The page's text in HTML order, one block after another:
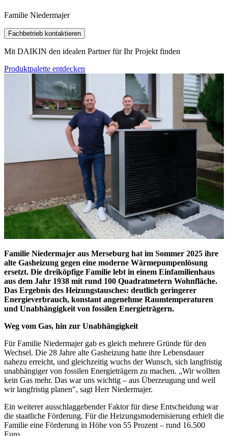
Familie Niedermajer
Fachbetrieb kontaktieren
Mit DAIKIN den idealen Partner für Ihr Projekt finden
Produktpalette entdecken
Familie Niedermajer aus Merseburg hat im Sommer 2025 ihre
alte Gasheizung gegen eine moderne Wärmepumpenlösung
ersetzt. Die dreiköpfige Familie lebt in einem Einfamilienhaus
aus dem Jahr 1938 mit rund 100 Quadratmetern Wohnfläche.
Das Ergebnis des Heizungstausches: deutlich geringerer
Energieverbrauch, konstant angenehme Raumtemperaturen
und Unabhängigkeit von fossilen Energieträgern.
Weg vom Gas, hin zur Unabhängigkeit
Für Familie Niedermajer gab es gleich mehrere Gründe für den
Wechsel. Die 28 Jahre alte Gasheizung hatte ihre Lebensdauer
nahezu erreicht, und gleichzeitig wuchs der Wunsch, sich langfristig
unabhängiger von fossilen Energieträgern zu machen. „Wir wollten
kein Gas mehr. Das war uns wichtig – aus Überzeugung und weil
wir langfristig planen", sagt Herr Niedermajer.
Ein weiterer ausschlaggebender Faktor für diese Entscheidung war
die staatliche Förderung. Für die Heizungsmodernisierung erhielt die
Familie eine Förderung in Höhe von 55 Prozent – rund 16.500
Euro.